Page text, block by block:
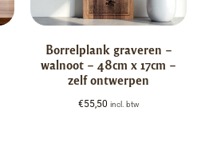
Borrelplank graveren –
walnoot – 48cm x 17cm –
zelf ontwerpen
€55,50 incl. btw